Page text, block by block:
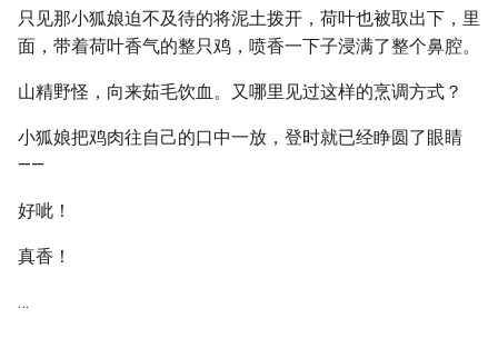
只见那小狐娘迫不及待的将泥土拨开，荷叶也被取出下，里
面，带着荷叶香气的整只鸡，喷香一下子浸满了整个鼻腔。
山精野怪，向来茹毛饮血。又哪里见过这样的烹调方式？
小狐娘把鸡肉往自己的口中一放，登时就已经睁圆了眼睛
——
好呲！
真香！
…